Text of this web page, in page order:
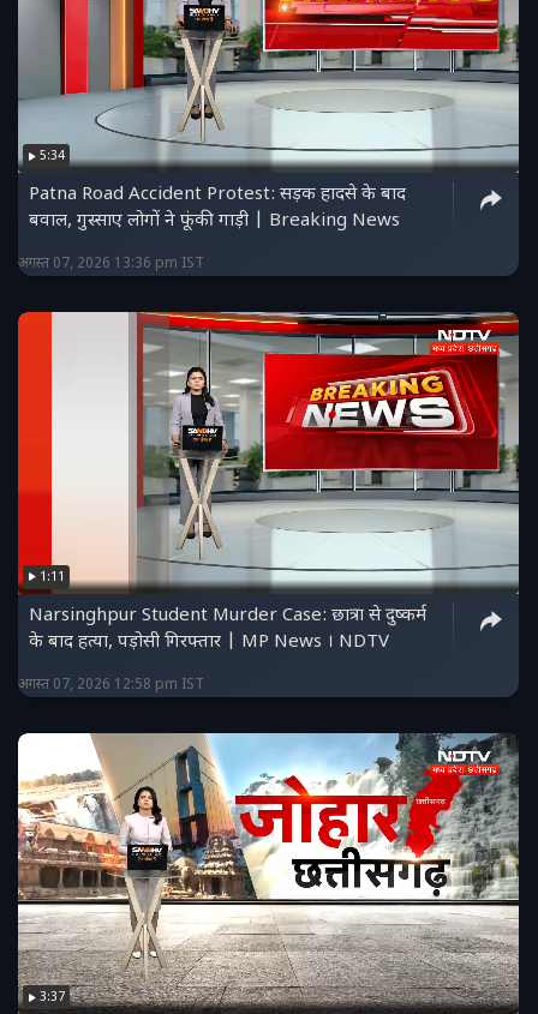
5:34
Patna Road Accident Protest: सड़क हादसे के बाद
बवाल, गुस्साए लोगों ने फूंकी गाड़ी | Breaking News
अगस्त 07, 2026 13:36 pm IST
1:11
Narsinghpur Student Murder Case: छात्रा से दुष्कर्म
के बाद हत्या, पड़ोसी गिरफ्तार | MP News । NDTV
अगस्त 07, 2026 12:58 pm IST
3:37